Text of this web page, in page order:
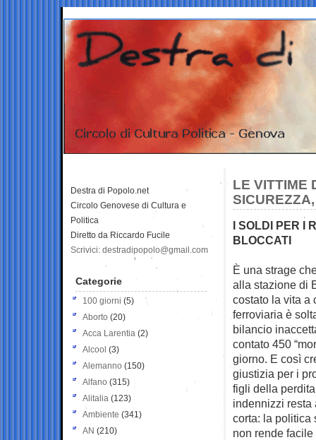
LE VITTIME
I SOLDI PER I
BLOCCATI
È una strage
alla stazione di
costato la vita a
ferroviaria è
bilancio
contato 450
giorno. E così
giustizia per i
figli della
indennizzi resta
corta: la politica
non rende facile
Destra di Popolo.net
Circolo Genovese di Cultura e
Politica
Diretto da Riccardo Fucile
Scrivici: destradipopolo@gmail.com
Categorie
100 giorni (5)
Aborto (20)
Acca Larentia (2)
Alcool (3)
Alemanno (150)
Alfano (315)
Alitalia (123)
Ambiente (341)
AN (210)